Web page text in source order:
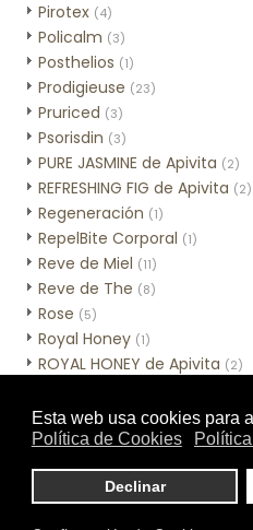
Pirotex (4)
Policalm (3)
Posthelios (1)
Prodigieuse (23)
Pruriced (3)
Psorisdin (3)
PURE JASMINE de Apivita (2)
REFRESHING FIG de Apivita (2)
Regeneración (1)
RepelBite Corporal (1)
Reve de Miel (11)
Reve de The (8)
Rose (5)
Royal Honey (1)
ROYAL HONEY de Apivita (2)
Sebamed Higiene (10)
Sensinol Corporal (2)
SESCACAY (3)
Skincare de MIA Cosmétics